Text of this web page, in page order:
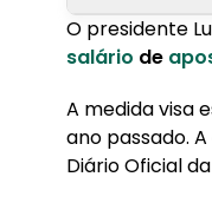
1. Como
O presidente
salário de
A medida visa
ano passado.
Diário Oficial